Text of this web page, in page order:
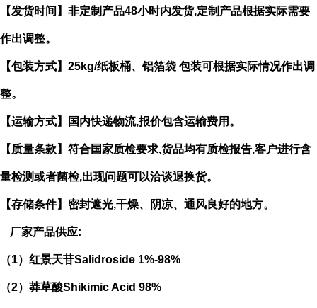
【发货时间】非定制产品48小时内发货,定制产品根据实际需要
作出调整。
【包装方式】 25kg/纸板桶、铝箔袋 包装可根据实际情况作出调
整。
【运输方式】国内快递物流,报价包含运输费用。
【质量条款】符合国家质检要求,货品均有质检报告,客户进行含
量检测或者菌检,出现问题可以洽谈退换货。
【存储条件】密封遮光,干燥、阴凉、通风良好的地方。
厂家产品供应:
（1）红景天苷Salidroside 1%-98%
（2）莽草酸Shikimic Acid 98%